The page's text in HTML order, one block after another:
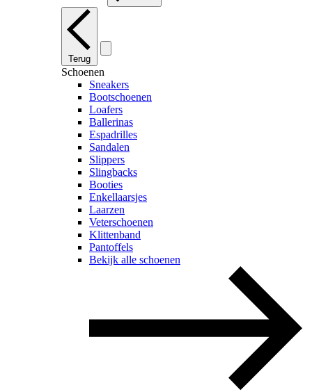
Terug
Schoenen
Sneakers
Bootschoenen
Loafers
Ballerinas
Espadrilles
Sandalen
Slippers
Slingbacks
Booties
Enkellaarsjes
Laarzen
Veterschoenen
Klittenband
Pantoffels
Bekijk alle schoenen